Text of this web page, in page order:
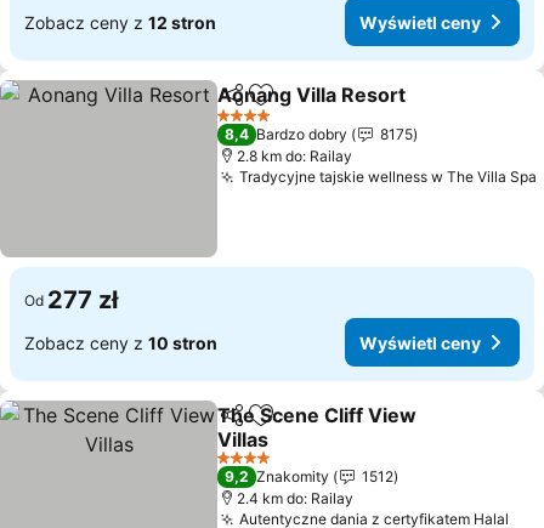
Zobacz ceny z 12 stron Wyświetl ceny
Udostępnij
Dodaj do ulubionych
Aonang Villa Resort
4 Kategoria
8,4 Bardzo dobry
8175
2.8 km do: Railay
Tradycyjne tajskie wellness w The Villa Spa
Od 277 zł
Zobacz ceny z 10 stron Wyświetl ceny
Udostępnij
Dodaj do ulubionych
The Scene Cliff View
Villas
Wyświetl ceny
4 Kategoria
9,2 Znakomity
1512
2.4 km do: Railay
Autentyczne dania z certyfikatem Halal